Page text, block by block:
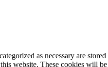
as necessary are
website. These cookies will